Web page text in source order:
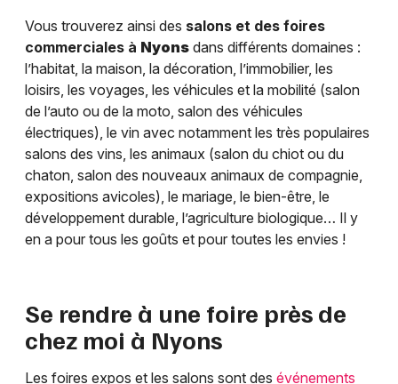
Vous trouverez ainsi des salons et des foires
commerciales à Nyons dans différents domaines :
l’habitat, la maison, la décoration, l’immobilier, les
loisirs, les voyages, les véhicules et la mobilité (salon
de l’auto ou de la moto, salon des véhicules
électriques), le vin avec notamment les très populaires
salons des vins, les animaux (salon du chiot ou du
chaton, salon des nouveaux animaux de compagnie,
expositions avicoles), le mariage, le bien-être, le
développement durable, l’agriculture biologique… Il y
en a pour tous les goûts et pour toutes les envies !
Se rendre à une foire près de
chez moi à Nyons
Les foires expos et les salons sont des événements